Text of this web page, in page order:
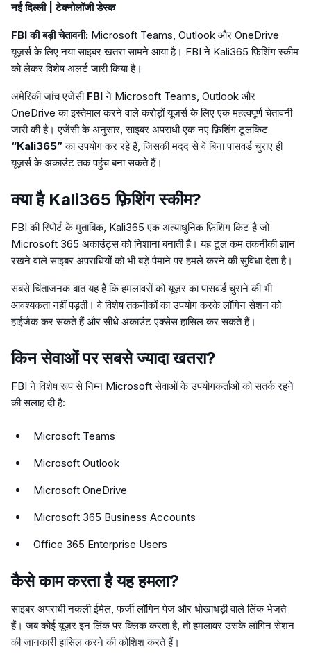
नई दिल्ली | टेक्नोलॉजी डेस्क
FBI की बड़ी चेतावनी: Microsoft Teams, Outlook और OneDrive
यूज़र्स के लिए नया साइबर खतरा सामने आया है। FBI ने Kali365 फ़िशिंग स्कीम
को लेकर विशेष अलर्ट जारी किया है।
अमेरिकी जांच एजेंसी FBIने Microsoft Teams, Outlook और
OneDrive का इस्तेमाल करने वाले करोड़ों यूज़र्स के लिए एक महत्वपूर्ण चेतावनी
जारी की है। एजेंसी के अनुसार, साइबर अपराधी एक नए फ़िशिंग टूलकिट
“Kali365”का उपयोग कर रहे हैं, जिसकी मदद से वे बिना पासवर्ड चुराए ही
यूज़र्स के अकाउंट तक पहुंच बना सकते हैं।
क्या है Kali365 फ़िशिंग स्कीम?
FBI की रिपोर्ट के मुताबिक, Kali365 एक अत्याधुनिक फ़िशिंग किट है जो
Microsoft 365 अकाउंट्स को निशाना बनाती है। यह टूल कम तकनीकी ज्ञान
रखने वाले साइबर अपराधियों को भी बड़े पैमाने पर हमले करने की सुविधा देता है।
सबसे चिंताजनक बात यह है कि हमलावरों को यूज़र का पासवर्ड चुराने की भी
आवश्यकता नहीं पड़ती। वे विशेष तकनीकों का उपयोग करके लॉगिन सेशन को
हाईजैक कर सकते हैं और सीधे अकाउंट एक्सेस हासिल कर सकते हैं।
किन सेवाओं पर सबसे ज्यादा खतरा?
FBI ने विशेष रूप से निम्न Microsoft सेवाओं के उपयोगकर्ताओं को सतर्क रहने
की सलाह दी है:
Microsoft Teams
Microsoft Outlook
Microsoft OneDrive
Microsoft 365 Business Accounts
Office 365 Enterprise Users
कैसे काम करता है यह हमला?
साइबर अपराधी नकली ईमेल, फर्जी लॉगिन पेज और धोखाधड़ी वाले लिंक भेजते
हैं। जब कोई यूज़र इन लिंक पर क्लिक करता है, तो हमलावर उसके लॉगिन सेशन
की जानकारी हासिल करने की कोशिश करते हैं।